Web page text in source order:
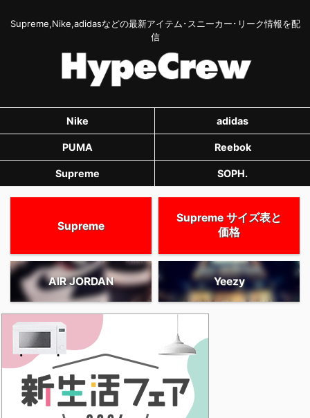
Supreme,Nike,adidasなどの最新アイテム･スニーカー･リーク情報を配
信
Nike adidas
PUMA Reebok
Supreme SOPH.
Supreme
Supreme サイズ表と
価格
AIR JORDAN Yeezy